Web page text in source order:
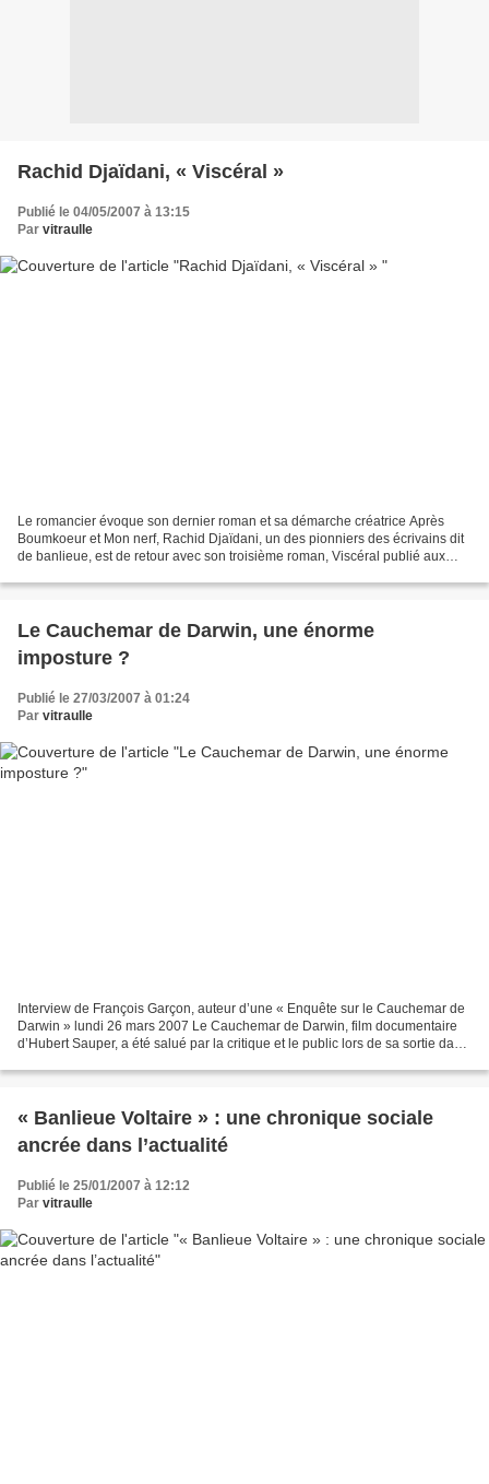
Rachid Djaïdani, « Viscéral »
Publié le 04/05/2007 à 13:15
Par vitraulle
Le romancier évoque son dernier roman et sa démarche créatrice Après
Boumkoeur et Mon nerf, Rachid Djaïdani, un des pionniers des écrivains dit
de banlieue, est de retour avec son troisième roman, Viscéral publié aux
Le Cauchemar de Darwin, une énorme
imposture ?
Publié le 27/03/2007 à 01:24
Par vitraulle
Interview de François Garçon, auteur d’une « Enquête sur le Cauchemar de
Darwin » lundi 26 mars 2007 Le Cauchemar de Darwin, film documentaire
d’Hubert Sauper, a été salué par la critique et le public lors de sa sortie dans
« Banlieue Voltaire » : une chronique sociale
ancrée dans l’actualité
Publié le 25/01/2007 à 12:12
Par vitraulle